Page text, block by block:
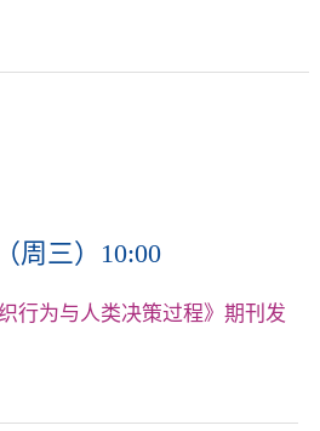
周三）10:00
行为与人类决策过程》期刊发